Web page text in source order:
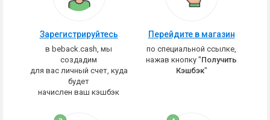
Зарегистрируйтесь
в beback.cash, мы
создадим
для вас личный счет, куда
будет
начислен ваш кэшбэк
Перейдите в магазин
по специальной ссылке,
нажав кнопку "Получить
Кэшбэк"